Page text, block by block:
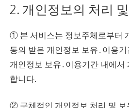
2. 개인정보의 처리
① 본 서비스는 정보주체로부터
동의 받은 개인정보 보유․이용
개인정보 보유․이용기간 내에서
합니다.
② 구체적인 개인정보 처리 및 보